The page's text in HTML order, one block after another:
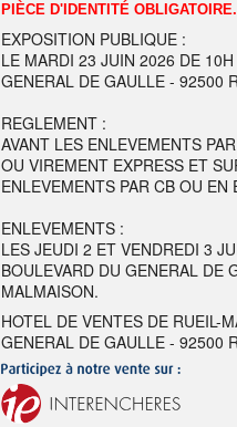
PIÈCE D'IDENTITÉ OBLIGATOIRE.
EXPOSITION PUBLIQUE :
LE MARDI 23 JUIN 2026 DE
GENERAL DE GAULLE - 92500
REGLEMENT :
AVANT LES ENLEVEMENTS
OU VIREMENT EXPRESS ET
ENLEVEMENTS PAR CB OU EN
ENLEVEMENTS :
LES JEUDI 2 ET VENDREDI 3
BOULEVARD DU GENERAL DE
MALMAISON.
HOTEL DE VENTES DE RUEIL-
GENERAL DE GAULLE - 92500